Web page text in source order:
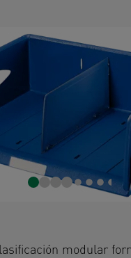
modular